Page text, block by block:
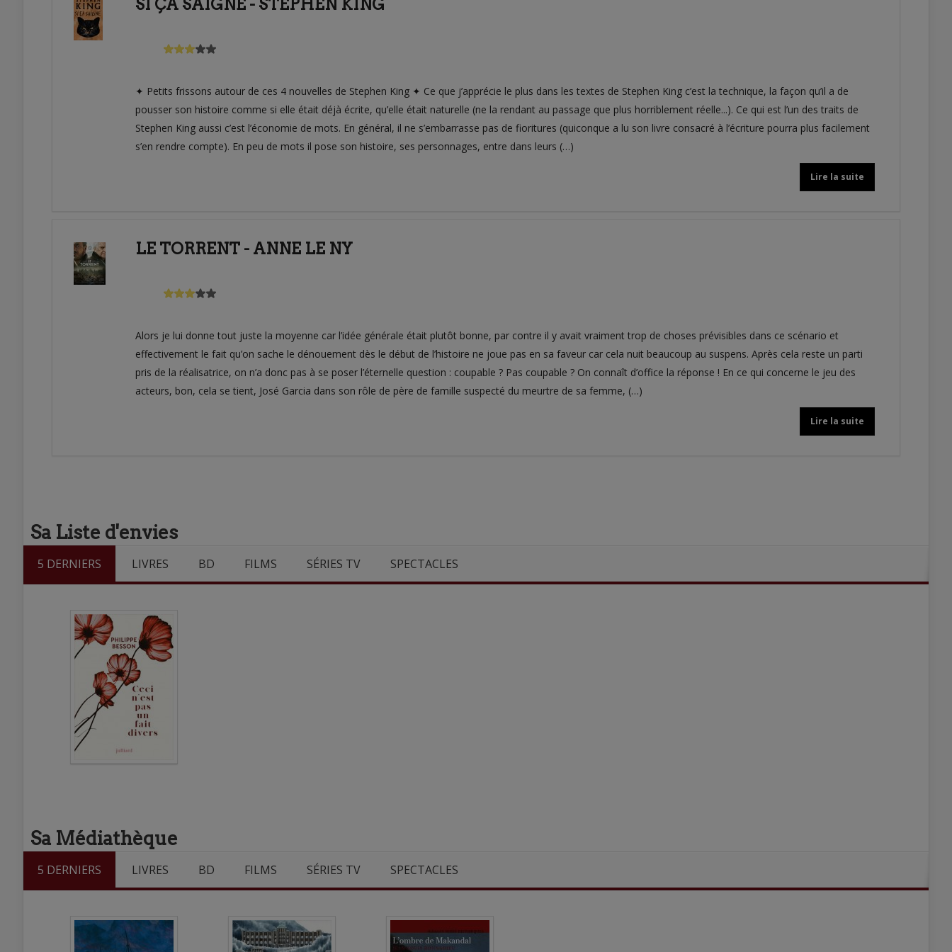
SI ÇA SAIGNE - STEPHEN KING
✦ Petits frissons autour de ces 4 nouvelles de Stephen King ✦ Ce que j’apprécie le plus dans les textes de Stephen King c’est la technique, la façon qu’il a de
pousser son histoire comme si elle était déjà écrite, qu’elle était naturelle (ne la rendant au passage que plus horriblement réelle...). Ce qui est l’un des traits de
Stephen King aussi c’est l’économie de mots. En général, il ne s’embarrasse pas de fioritures (quiconque a lu son livre consacré à l’écriture pourra plus facilement
s’en rendre compte). En peu de mots il pose son histoire, ses personnages, entre dans leurs (…)
Lire la suite
LE TORRENT - ANNE LE NY
Alors je lui donne tout juste la moyenne car l’idée générale était plutôt bonne, par contre il y avait vraiment trop de choses prévisibles dans ce scénario et
effectivement le fait qu’on sache le dénouement dès le début de l’histoire ne joue pas en sa faveur car cela nuit beaucoup au suspens. Après cela reste un parti
pris de la réalisatrice, on n’a donc pas à se poser l’éternelle question : coupable ? Pas coupable ? On connaît d’office la réponse ! En ce qui concerne le jeu des
acteurs, bon, cela se tient, José Garcia dans son rôle de père de famille suspecté du meurtre de sa femme, (…)
Lire la suite
Sa Liste d'envies
5 DERNIERS LIVRES BD FILMS SÉRIES TV SPECTACLES
Sa Médiathèque
5 DERNIERS LIVRES BD FILMS SÉRIES TV SPECTACLES